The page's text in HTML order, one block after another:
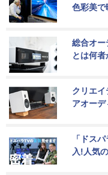
色彩美で
総合オー
とは何者
クリエイ
アオーデ
「ドス
入!人気